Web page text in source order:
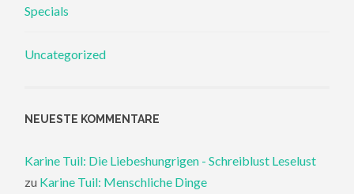
Specials
Uncategorized
NEUESTE KOMMENTARE
Karine Tuil: Die Liebeshungrigen - Schreiblust Leselust
zu Karine Tuil: Menschliche Dinge